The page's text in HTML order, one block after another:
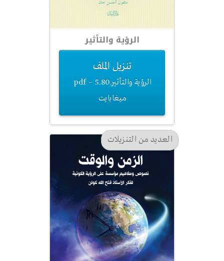
الرؤية والتأثير
تنزيل الملف
الرؤية والتأثير.pdf – 5.80
ميغابايت
العديد من التنزيلات